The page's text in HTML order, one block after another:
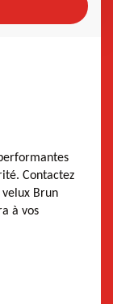
Contactez
velux Brun
à vos